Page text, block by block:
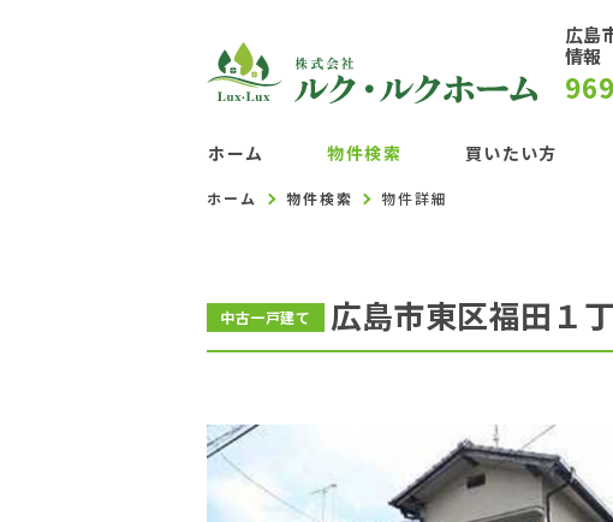
広島
情報
969
ホーム 物件検索 買いたい方
ホーム 物件検索 物件詳細
中古一戸建て 広島市東区福田１